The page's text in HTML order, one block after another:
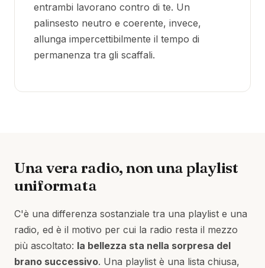
entrambi lavorano contro di te. Un
palinsesto neutro e coerente, invece,
allunga impercettibilmente il tempo di
permanenza tra gli scaffali.
Una vera radio, non una playlist
uniformata
C'è una differenza sostanziale tra una playlist e una
radio, ed è il motivo per cui la radio resta il mezzo
più ascoltato: la bellezza sta nella sorpresa del
brano successivo. Una playlist è una lista chiusa,